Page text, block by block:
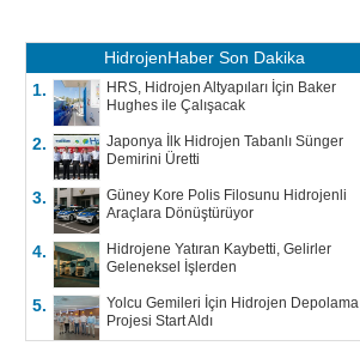
HidrojenHaber Son Dakika
1.
HRS, Hidrojen Altyapıları İçin Baker
Hughes ile Çalışacak
2.
Japonya İlk Hidrojen Tabanlı Sünger
Demirini Üretti
3.
Güney Kore Polis Filosunu Hidrojenli
Araçlara Dönüştürüyor
4.
Hidrojene Yatıran Kaybetti, Gelirler
Geleneksel İşlerden
5.
Yolcu Gemileri İçin Hidrojen Depolama
Projesi Start Aldı